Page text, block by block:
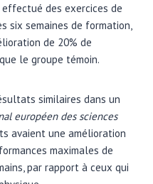
des exercices de
six semaines de formation,
de 20% de
le groupe témoin.
similaires dans un
européen des sciences
avaient une amélioration
maximales de
par rapport à ceux qui